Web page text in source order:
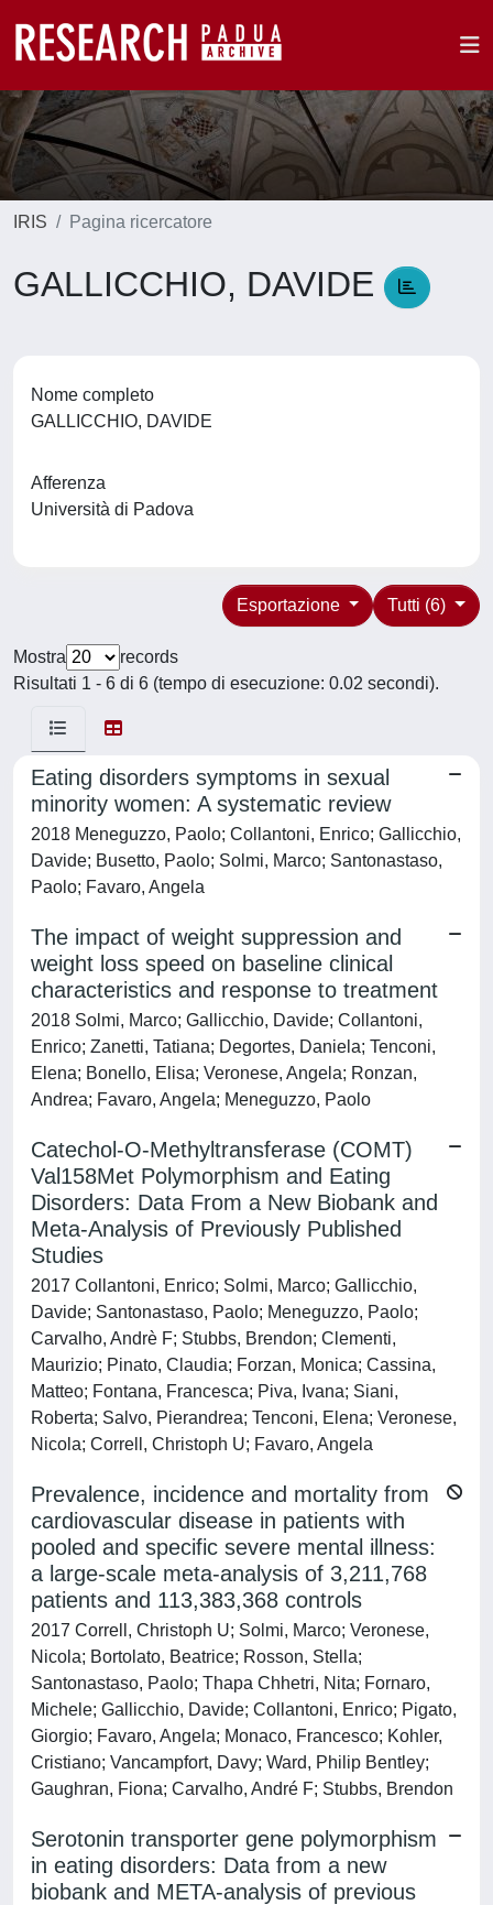
IRIS Pagina ricercatore
GALLICCHIO, DAVIDE
Nome completo
GALLICCHIO, DAVIDE
Afferenza
Università di Padova
Tutti (6)
Esportazione
Mostra
records
Risultati 1 - 6 di 6 (tempo di esecuzione: 0.02 secondi).
Eating disorders symptoms in sexual
minority women: A systematic review
2018 Meneguzzo, Paolo; Collantoni, Enrico; Gallicchio,
Davide; Busetto, Paolo; Solmi, Marco; Santonastaso,
Paolo; Favaro, Angela
The impact of weight suppression and
weight loss speed on baseline clinical
characteristics and response to treatment
2018 Solmi, Marco; Gallicchio, Davide; Collantoni,
Enrico; Zanetti, Tatiana; Degortes, Daniela; Tenconi,
Elena; Bonello, Elisa; Veronese, Angela; Ronzan,
Andrea; Favaro, Angela; Meneguzzo, Paolo
Catechol-O-Methyltransferase (COMT)
Val158Met Polymorphism and Eating
Disorders: Data From a New Biobank and
Meta-Analysis of Previously Published
Studies
2017 Collantoni, Enrico; Solmi, Marco; Gallicchio,
Davide; Santonastaso, Paolo; Meneguzzo, Paolo;
Carvalho, Andrè F; Stubbs, Brendon; Clementi,
Maurizio; Pinato, Claudia; Forzan, Monica; Cassina,
Matteo; Fontana, Francesca; Piva, Ivana; Siani,
Roberta; Salvo, Pierandrea; Tenconi, Elena; Veronese,
Nicola; Correll, Christoph U; Favaro, Angela
Prevalence, incidence and mortality from
cardiovascular disease in patients with
pooled and specific severe mental illness:
a large-scale meta-analysis of 3,211,768
patients and 113,383,368 controls
2017 Correll, Christoph U; Solmi, Marco; Veronese,
Nicola; Bortolato, Beatrice; Rosson, Stella;
Santonastaso, Paolo; Thapa Chhetri, Nita; Fornaro,
Michele; Gallicchio, Davide; Collantoni, Enrico; Pigato,
Giorgio; Favaro, Angela; Monaco, Francesco; Kohler,
Cristiano; Vancampfort, Davy; Ward, Philip Bentley;
Gaughran, Fiona; Carvalho, André F; Stubbs, Brendon
Serotonin transporter gene polymorphism
in eating disorders: Data from a new
biobank and META-analysis of previous